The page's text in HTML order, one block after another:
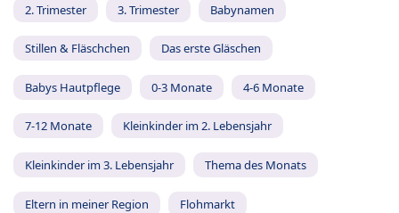
2. Trimester 3. Trimester Babynamen
Stillen & Fläschchen Das erste Gläschen
Babys Hautpflege 0-3 Monate 4-6 Monate
7-12 Monate Kleinkinder im 2. Lebensjahr
Kleinkinder im 3. Lebensjahr Thema des Monats
Eltern in meiner Region Flohmarkt